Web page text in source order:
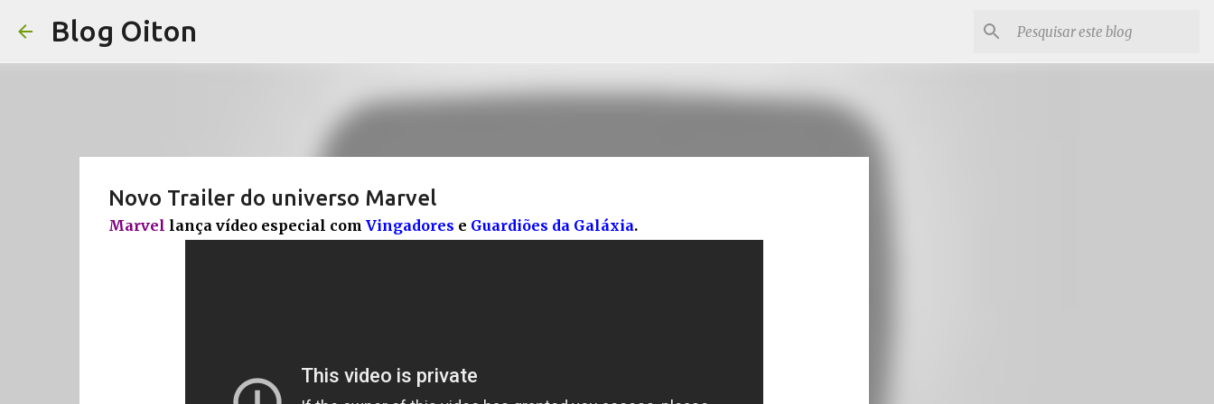
Blog Oiton
Novo Trailer do universo Marvel
Marvel lança vídeo especial com Vingadores e Guardiões da Galáxia.